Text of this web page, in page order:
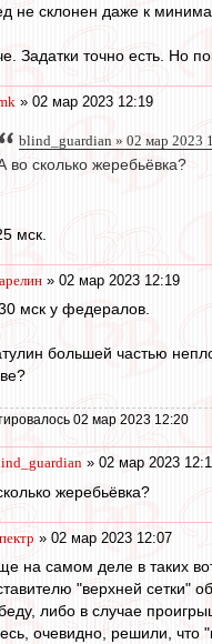
не склонен даже к
Задатки точно есть. Но
» 02 мар 2023 12:19
blind_guardian » 02 мар 2023
во сколько жеребьёвка?
мск.
» 02 мар 2023 12:19
мск у федералов.
большей частью
02 мар 2023 12:20
» 02 мар 2023
жеребьёвка?
» 02 мар 2023 12:07
на самом деле в таких
"верхней сетки"
либо в случае
очевидно, решили, что